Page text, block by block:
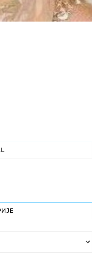
on Instagram
on YouTube